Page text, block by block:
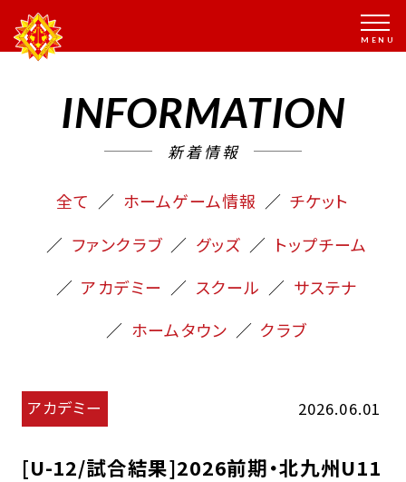
INFORMATION
新着情報
全て ホームゲーム情報
チケット
ファンクラブ
グッズ
トップチーム
アカデミー
スクール
サステナ
ホームタウン
クラブ
アカデミー 2026.06.01
[U-12/試合結果]2026前期・北九州U11